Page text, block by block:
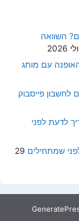
השוואה
עם מותג
פייסבוק
לדעת לפני
שמתחילים 29